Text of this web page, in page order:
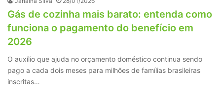
Gás de cozinha mais barato: entenda como
funciona o pagamento do benefício em
2026
O auxílio que ajuda no orçamento doméstico continua sendo
pago a cada dois meses para milhões de famílias brasileiras
inscritas…